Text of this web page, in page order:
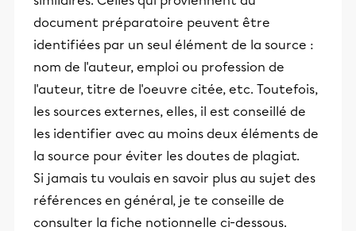
document préparatoire peuvent être
identifiées par un seul élément de la source :
nom de l'auteur, emploi ou profession de
l'auteur, titre de l'oeuvre citée, etc. Toutefois,
les sources externes, elles, il est conseillé de
les identifier avec au moins deux éléments de
la source pour éviter les doutes de plagiat.
Si jamais tu voulais en savoir plus au sujet des
références en général, je te conseille de
consulter la fiche notionnelle ci-dessous.